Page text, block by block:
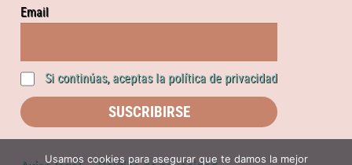
Email
Si continúas, aceptas la política de privacidad
Usamos cookies para asegurar que te damos la mejor